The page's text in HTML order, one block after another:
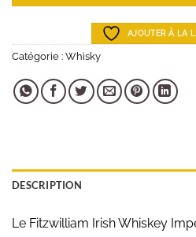
AJOUTER À LA
Catégorie : Whisky
DESCRIPTION
Le Fitzwilliam Irish Whiskey